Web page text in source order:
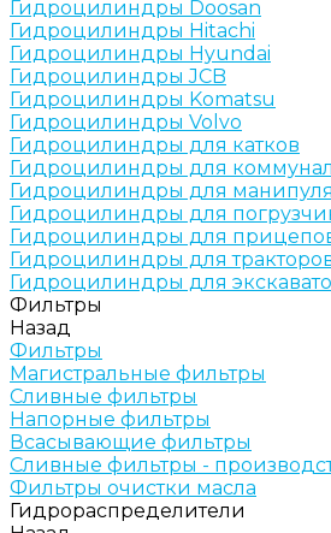
Гидроцилиндры Doosan
Гидроцилиндры Hitachi
Гидроцилиндры Hyundai
Гидроцилиндры JCB
Гидроцилиндры Komatsu
Гидроцилиндры Volvo
Гидроцилиндры для катков
Гидроцилиндры для
Гидроцилиндры для
Гидроцилиндры для
Гидроцилиндры для
Гидроцилиндры для
Гидроцилиндры для
Фильтры
Назад
Фильтры
Магистральные фильтры
Сливные фильтры
Напорные фильтры
Всасывающие фильтры
Сливные фильтры -
Фильтры очистки масла
Гидрораспределители